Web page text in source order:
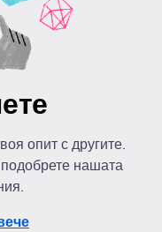
опит с другите.
нашата